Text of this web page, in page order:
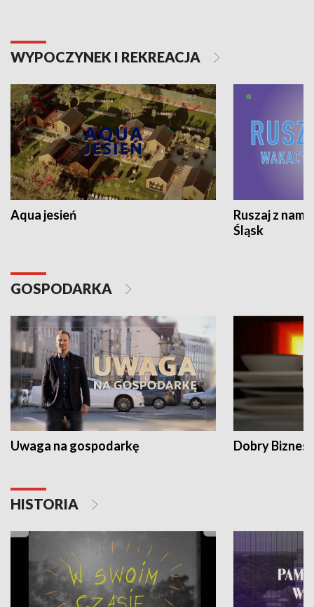
WYPOCZYNEK I REKREACJA
Aqua jesień
Ruszaj z
Śląsk
GOSPODARKA
Uwaga na gospodarkę Dobry Biznes
HISTORIA